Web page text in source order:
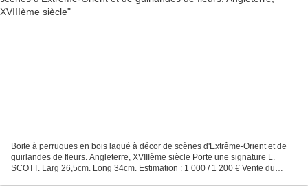
Boite à perruques en bois laqué à décor de scènes d'Extrême-Orient et de
guirlandes de fleurs. Angleterre, XVIIIème siècle Porte une signature L.
SCOTT. Larg 26,5cm. Long 34cm. Estimation : 1 000 / 1 200 € Vente du